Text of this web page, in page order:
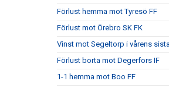
Förlust hemma mot Tyresö FF
Förlust mot Örebro SK FK
Vinst mot Segeltorp i vårens
Förlust borta mot Degerfors IF
1-1 hemma mot Boo FF